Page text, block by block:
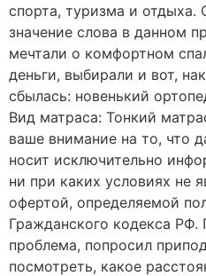
спорта, туризма и отдыха.
значение слова в данном
мечтали о комфортном
деньги, выбирали и вот,
сбылась: новенький
Вид матраса: Тонкий
ваше внимание на то, что
носит исключительно
ни при каких условиях не
офертой, определяемой
Гражданского кодекса
проблема, попросил
посмотреть, какое